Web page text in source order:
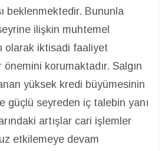
beklenmektedir. Bununla
ilişkin muhtemel
olarak iktisadi faaliyet
korumaktadır. Salgın
yüksek kredi büyümesinin
güçlü seyreden iç talebin yanı
artışlar cari işlemler
etkilemeye devam